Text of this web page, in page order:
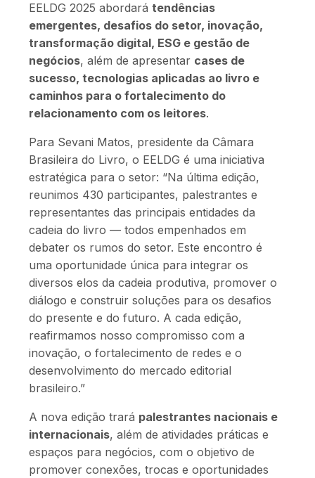
EELDG 2025 abordará tendências
emergentes, desafios do setor, inovação,
transformação digital, ESG e gestão de
negócios, além de apresentar cases de
sucesso, tecnologias aplicadas ao livro e
caminhos para o fortalecimento do
relacionamento com os leitores.
Para Sevani Matos, presidente da Câmara
Brasileira do Livro, o EELDG é uma iniciativa
estratégica para o setor: “Na última edição,
reunimos 430 participantes, palestrantes e
representantes das principais entidades da
cadeia do livro — todos empenhados em
debater os rumos do setor. Este encontro é
uma oportunidade única para integrar os
diversos elos da cadeia produtiva, promover o
diálogo e construir soluções para os desafios
do presente e do futuro. A cada edição,
reafirmamos nosso compromisso com a
inovação, o fortalecimento de redes e o
desenvolvimento do mercado editorial
brasileiro.”
A nova edição trará palestrantes nacionais e
internacionais, além de atividades práticas e
espaços para negócios, com o objetivo de
promover conexões, trocas e oportunidades